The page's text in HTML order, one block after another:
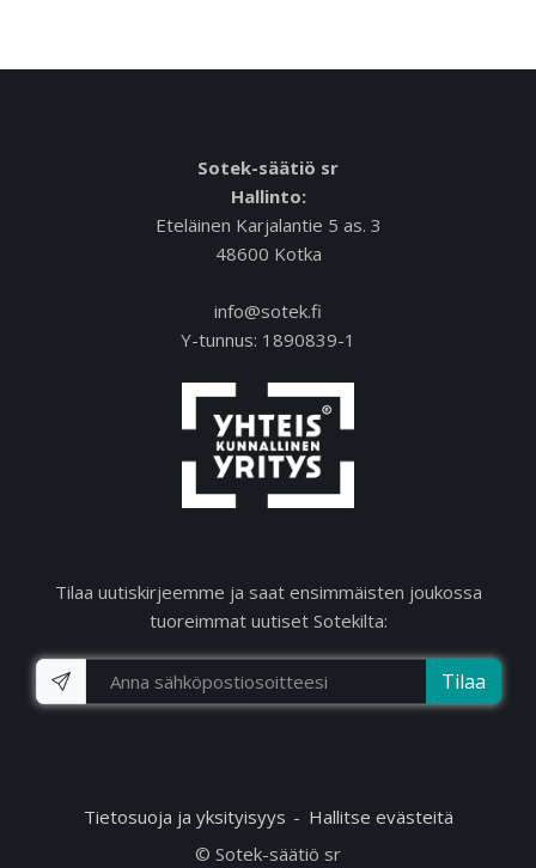
Sotek-säätiö sr
Hallinto:
Eteläinen Karjalantie 5 as. 3
48600 Kotka
info@sotek.fi
Y-tunnus: 1890839-1
Tilaa uutiskirjeemme ja saat ensimmäisten joukossa
tuoreimmat uutiset Sotekilta:
Tilaa
Tietosuoja ja yksityisyys
Hallitse evästeitä
© Sotek-säätiö sr